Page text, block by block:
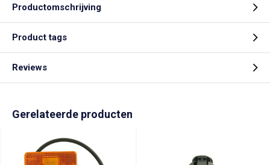
Productomschrijving
Product tags
Reviews
Gerelateerde producten